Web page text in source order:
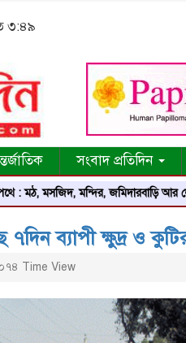
৩:৪৯
সংবাদ প্রতিদিন
মসজিদ, মন্দির, জমিদারবাড়ি আর
ব্যাপী ক্ষুদ্র ও
Time View